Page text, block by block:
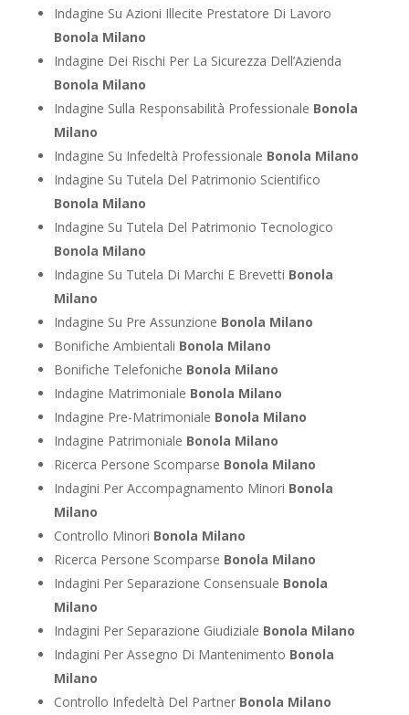
Indagine Su Azioni Illecite Prestatore Di Lavoro
Bonola Milano
Indagine Dei Rischi Per La Sicurezza Dell’Azienda
Bonola Milano
Indagine Sulla Responsabilità Professionale Bonola
Milano
Indagine Su Infedeltà Professionale Bonola Milano
Indagine Su Tutela Del Patrimonio Scientifico
Bonola Milano
Indagine Su Tutela Del Patrimonio Tecnologico
Bonola Milano
Indagine Su Tutela Di Marchi E Brevetti Bonola
Milano
Indagine Su Pre Assunzione Bonola Milano
Bonifiche Ambientali Bonola Milano
Bonifiche Telefoniche Bonola Milano
Indagine Matrimoniale Bonola Milano
Indagine Pre-Matrimoniale Bonola Milano
Indagine Patrimoniale Bonola Milano
Ricerca Persone Scomparse Bonola Milano
Indagini Per Accompagnamento Minori Bonola
Milano
Controllo Minori Bonola Milano
Ricerca Persone Scomparse Bonola Milano
Indagini Per Separazione Consensuale Bonola
Milano
Indagini Per Separazione Giudiziale Bonola Milano
Indagini Per Assegno Di Mantenimento Bonola
Milano
Controllo Infedeltà Del Partner Bonola Milano